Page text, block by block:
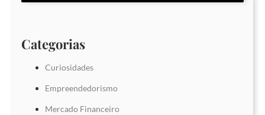
Categorias
Curiosidades
Empreendedorismo
Mercado Financeiro